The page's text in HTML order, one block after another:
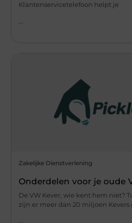
Klantenservicetelefoon helpt je
Zakelijke Dienstverlening
Onderdelen voor je oude
De VW Kever, wie kent hem niet?
zijn er meer dan 20 miljoen